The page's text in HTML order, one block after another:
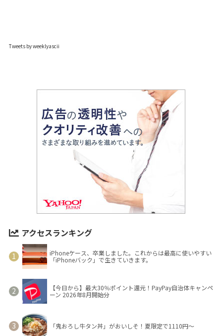
Tweets by weeklyascii
アクセスランキング
iPhoneケース、卒業しました。これからは最高に使いやすい
「iPhoneバック」で生きていきます。
【今日から】最大30％ポイント還元！PayPay自治体キャンペ
ーン 2026年8月開始分
「鬼おろし牛タン丼」がおいしそ！夏限定で1110円～